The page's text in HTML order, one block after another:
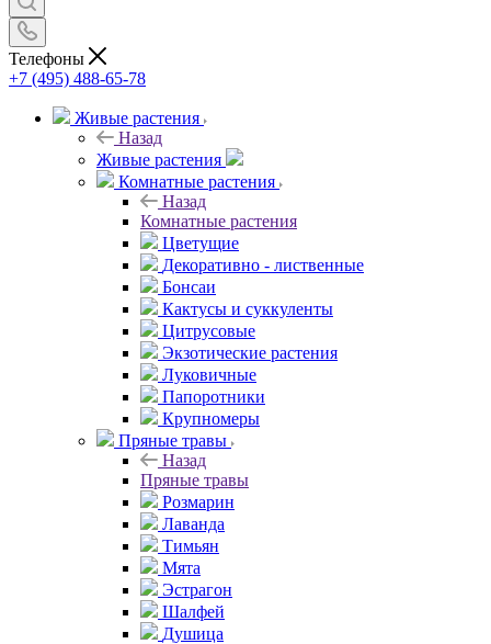
Телефоны
+7 (495) 488-65-78
Живые растения
Назад
Живые растения
Комнатные растения
Назад
Комнатные растения
Цветущие
Декоративно - лиственные
Бонсаи
Кактусы и суккуленты
Цитрусовые
Экзотические растения
Луковичные
Папоротники
Крупномеры
Пряные травы
Назад
Пряные травы
Розмарин
Лаванда
Тимьян
Мята
Эстрагон
Шалфей
Душица